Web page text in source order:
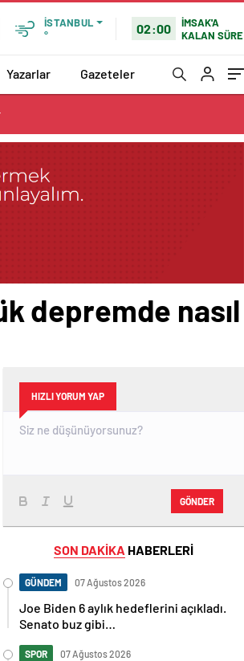
İSTANBUL
°
02:00
İMSAK'A
KALAN SÜRE
Yazarlar Gazeteler
depremde nasıl
HIZLI YORUM YAP
GÖNDER
SON DAKİKA HABERLERİ
GÜNDEM 07 Ağustos 2026
Joe Biden 6 aylık hedeflerini açıkladı.
Senato buz gibi…
SPOR 07 Ağustos 2026